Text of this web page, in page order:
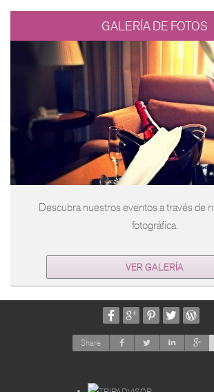
GALERÍA DE FOTOS
Descubra nuestros eventos a través de
fotográfica.
VER GALERÍA
Share